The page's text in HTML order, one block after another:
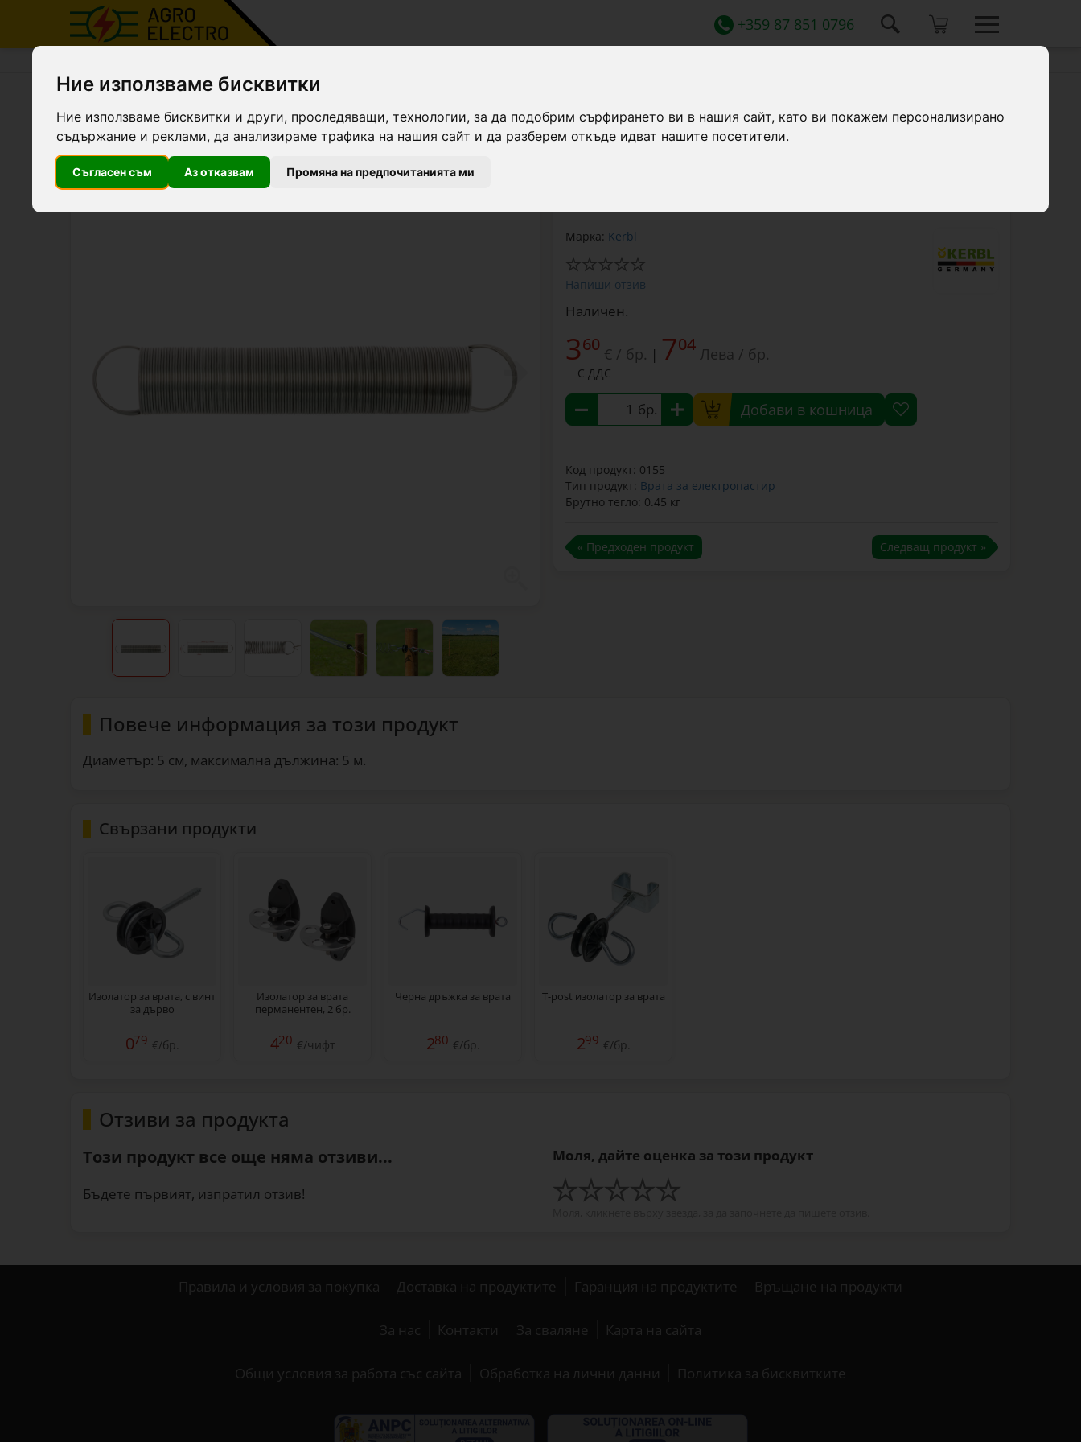
Ние използваме бисквитки
Ние използваме бисквитки и други, проследяващи, технологии, за да подобрим сърфирането ви в нашия сайт, като ви покажем персонализирано
съдържание и реклами, да анализираме трафика на нашия сайт и да разберем откъде идват нашите посетители.
Съгласен съм Аз отказвам Промяна на предпочитанията ми
+359 87 851 0796
Пружина 5 м за врата (проход) за електропастир
Марка: Kerbl
Напиши отзив
Наличен.
360 € / бр. | 704 Лева / бр.
С ДДС
бр. Добави в кошница
Код продукт: 0155
Тип продукт: Врата за електропастир
Брутно тегло: 0.45 кг
« Предходен продукт Следващ продукт »
Повече информация за този продукт
Диаметър: 5 см, максимална дължина: 5 м.
Свързани продукти
Изолатор за врата, с винт
за дърво
079 €/бр.
Изолатор за врата
перманентен, 2 бр.
420 €/чифт
Черна дръжка за врата
280 €/бр.
T-post изолатор за врата
299 €/бр.
Отзиви за продукта
Този продукт все още няма отзиви...
Бъдете първият, изпратил отзив!
Моля, дайте оценка за този продукт
Правила и условия за покупка Доставка на продуктите Гаранция на продуктите Връщане на продукти
За нас Контакти За сваляне Карта на сайта
Общи условия за работа със сайта Обработка на лични данни Политика за бисквитките